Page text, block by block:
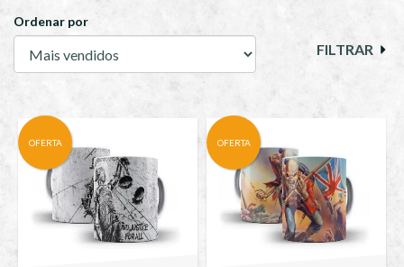
Ordenar por
FILTRAR
OFERTA OFERTA